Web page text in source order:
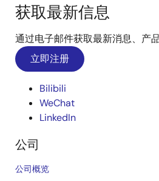
获取最新信息
通过电子邮件获取最新消息、产
立即注册
Bilibili
WeChat
LinkedIn
公司
公司概览